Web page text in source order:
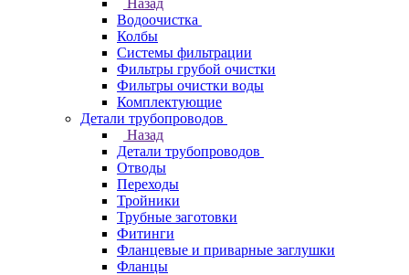
Назад
Водоочистка
Колбы
Системы фильтрации
Фильтры грубой очистки
Фильтры очистки воды
Комплектующие
Детали трубопроводов
Назад
Детали трубопроводов
Отводы
Переходы
Тройники
Трубные заготовки
Фитинги
Фланцевые и приварные заглушки
Фланцы